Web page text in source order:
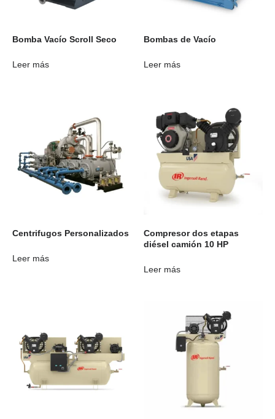
Bomba Vacío Scroll Seco
Leer más
Bombas de Vacío
Leer más
Centrifugos Personalizados
Leer más
Compresor dos etapas
diésel camión 10 HP
Leer más